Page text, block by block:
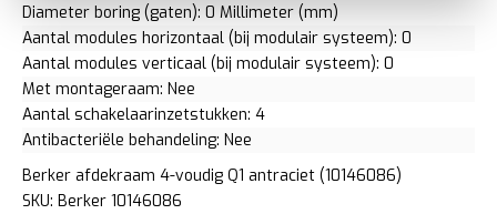
Diameter boring (gaten): 0 Millimeter (mm)
Aantal modules horizontaal (bij modulair systeem): 0
Aantal modules verticaal (bij modulair systeem): 0
Met montageraam: Nee
Aantal schakelaarinzetstukken: 4
Antibacteriële behandeling: Nee
Berker afdekraam 4-voudig Q1 antraciet (10146086)
SKU: Berker 10146086